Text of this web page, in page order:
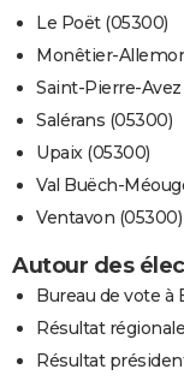
Le Poët (05300)
Monêtier-
Saint-Pierre-
Salérans (05300)
Upaix (05300)
Val Buëch-
Ventavon (05300)
Autour des
Bureau de vote à
Résultat
Résultat